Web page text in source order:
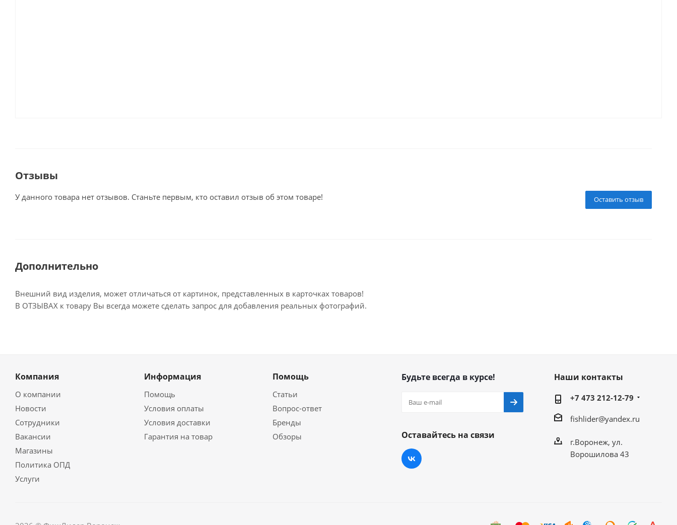
Отзывы
Оставить отзыв
У данного товара нет отзывов. Станьте первым, кто оставил отзыв об этом товаре!
Дополнительно
Внешний вид изделия, может отличаться от картинок, представленных в карточках товаров!
В ОТЗЫВАХ к товару Вы всегда можете сделать запрос для добавления реальных фотографий.
Компания
О компании
Новости
Сотрудники
Вакансии
Магазины
Политика ОПД
Услуги
Информация
Помощь
Условия оплаты
Условия доставки
Гарантия на товар
Помощь
Статьи
Вопрос-ответ
Бренды
Обзоры
Будьте всегда в курсе!
Оставайтесь на связи
Наши контакты
+7 473 212-12-79
fishlider@yandex.ru
г.Воронеж, ул.
Ворошилова 43